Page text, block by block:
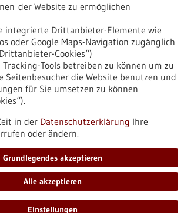
der Website zu ermöglichen
integrierte Drittanbieter-Elemente wie
oder Google Maps-Navigation zugänglich
Cookies“)
Tools betreiben zu können um zu
Seitenbesucher die Website benutzen und
für Sie umsetzen zu können
in der Datenschutzerklärung Ihre
oder ändern.
Grundlegendes akzeptieren
Alle akzeptieren
Einstellungen